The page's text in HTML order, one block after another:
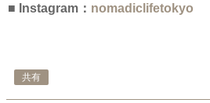
■ Instagram： nomadiclifetokyo
共有